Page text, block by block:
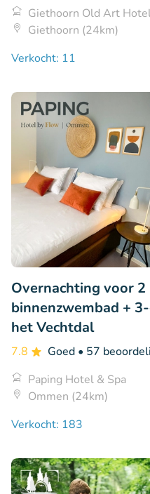
Giethoorn Old Art
Giethoorn (24km)
Verkocht: 11
Overnachting voor
binnenzwembad +
het Vechtdal
7.8 Goed • 57
Paping Hotel & Spa
Ommen (24km)
Verkocht: 183